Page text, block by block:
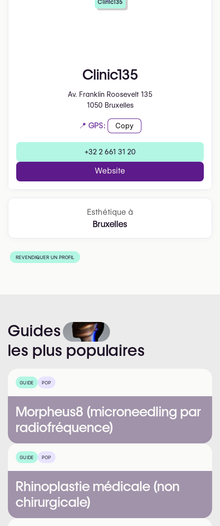
Clinic135
Av. Franklin Roosevelt 135
1050 Bruxelles
📍 GPS: Copy
+32 2 661 31 20
Website
Clinic135
Esthétique à
Bruxelles
REVENDIQUER UN PROFIL
Guides
les plus populaires
GUIDE POP
Morpheus8 (microneedling par
radiofréquence)
GUIDE POP
Rhinoplastie médicale (non
chirurgicale)